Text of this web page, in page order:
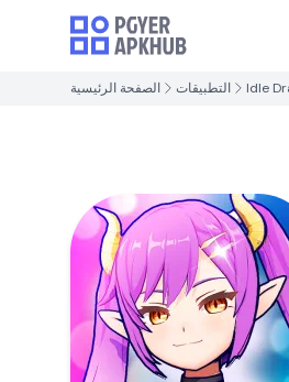
الصفحة الرئيسية التطبيقات Idle